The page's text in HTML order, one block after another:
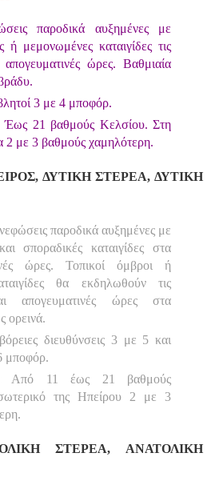
παροδικά αυξημένες με
ή μεμονωμένες καταιγίδες τις
ώρες. Βαθμιαία
3 με 4 μποφόρ.
Έως 21 βαθμούς Κελσίου. Στη
2 με 3 βαθμούς χαμηλότερη.
ΔΥΤΙΚΗ ΣΤΕΡΕΑ, ΔΥΤΙΚΗ
παροδικά αυξημένες με
σποραδικές καταιγίδες στα
ώρες. Τοπικοί όμβροι ή
θα εκδηλωθούν τις
απογευματινές ώρες στα
ορεινά.
διευθύνσεις 3 με 5 και
μποφόρ.
Από 11 έως 21 βαθμούς
της Ηπείρου 2 με 3
ΣΤΕΡΕΑ, ΑΝΑΤΟΛΙΚΗ